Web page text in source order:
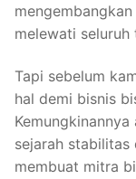
melewati seluruh
Tapi sebelum
hal demi bisnis
sejarah stabilitas
membuat mitra